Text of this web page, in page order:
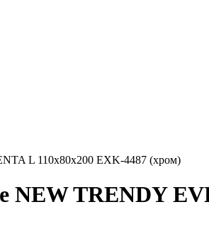
L 110x80x200 EXK-4487 (хром)
NEW TRENDY